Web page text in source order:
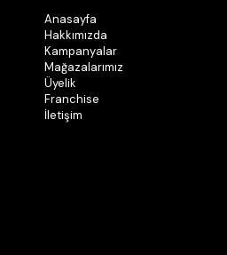
Anasayfa
Hakkımızda
Kampanyalar
Mağazalarımız
Üyelik
Franchise
İletişim